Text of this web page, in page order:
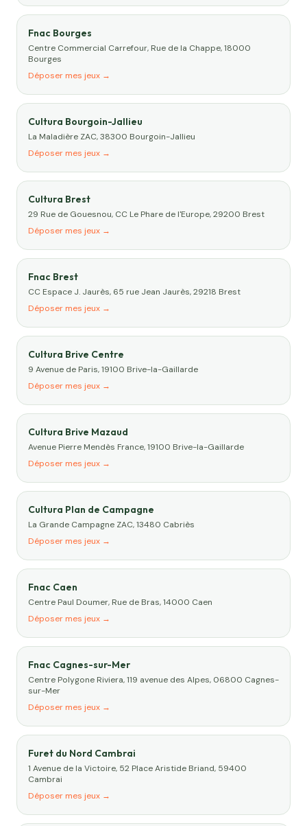
Fnac Bourges
Centre Commercial Carrefour, Rue de la Chappe, 18000
Bourges
Déposer mes jeux →
Cultura Bourgoin-Jallieu
La Maladière ZAC, 38300 Bourgoin-Jallieu
Déposer mes jeux →
Cultura Brest
29 Rue de Gouesnou, CC Le Phare de l'Europe, 29200 Brest
Déposer mes jeux →
Fnac Brest
CC Espace J. Jaurès, 65 rue Jean Jaurès, 29218 Brest
Déposer mes jeux →
Cultura Brive Centre
9 Avenue de Paris, 19100 Brive-la-Gaillarde
Déposer mes jeux →
Cultura Brive Mazaud
Avenue Pierre Mendès France, 19100 Brive-la-Gaillarde
Déposer mes jeux →
Cultura Plan de Campagne
La Grande Campagne ZAC, 13480 Cabriès
Déposer mes jeux →
Fnac Caen
Centre Paul Doumer, Rue de Bras, 14000 Caen
Déposer mes jeux →
Fnac Cagnes-sur-Mer
Centre Polygone Riviera, 119 avenue des Alpes, 06800 Cagnes-
sur-Mer
Déposer mes jeux →
Furet du Nord Cambrai
1 Avenue de la Victoire, 52 Place Aristide Briand, 59400
Cambrai
Déposer mes jeux →